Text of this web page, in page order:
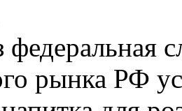
федеральная
рынка РФ